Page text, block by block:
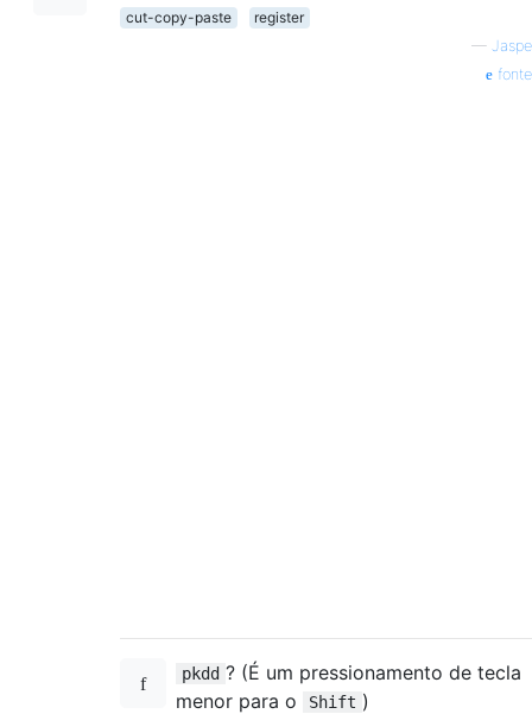
cut-copy-paste
register
— Jaspe
fonte
pkdd ? (É um pressionamento de tecla
menor para o
Shift )